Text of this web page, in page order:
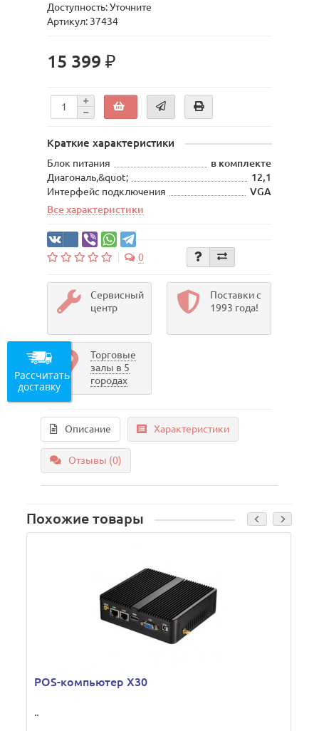
Доступность: Уточните
Артикул: 37434
15 399 ₽
Краткие характеристики
Блок питания
в комплекте
Диагональ,&quot;
12,1
Интерфейс подключения
VGA
Все характеристики
0
Сервисный
центр
Поставки с
1993 года!
Торговые
залы в 5
городах
Описание Характеристики
Отзывы (0)
Похожие товары
POS-компьютер X30
..
Рассчитать
доставку